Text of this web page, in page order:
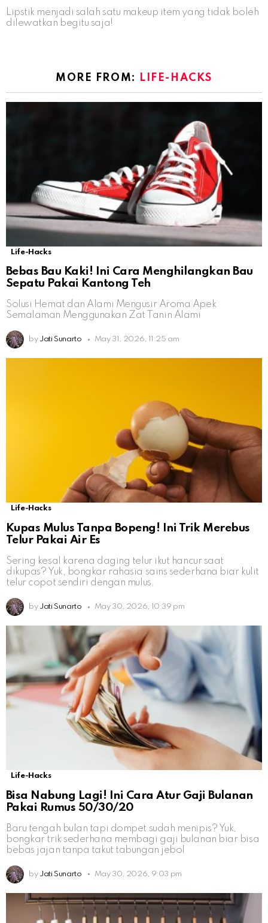
Lipstik menjadi salah satu makeup item yang tidak boleh
dilewatkan begitu saja!
MORE FROM: LIFE-HACKS
Life-Hacks
Bebas Bau Kaki! Ini Cara Menghilangkan Bau
Sepatu Pakai Kantong Teh
Solusi Hemat dan Alami Mengusir Aroma Apek
Semalaman Menggunakan Zat Tanin Alami
by Jati Sunarto May 31, 2026, 11:25 am
Life-Hacks
Kupas Mulus Tanpa Bopeng! Ini Trik Merebus
Telur Pakai Air Es
Sering kesal karena daging telur ikut hancur saat
dikupas? Yuk, bongkar rahasia sains sederhana biar kulit
telur copot sendiri dengan mulus.
by Jati Sunarto May 30, 2026, 10:39 pm
Life-Hacks
Bisa Nabung Lagi! Ini Cara Atur Gaji Bulanan
Pakai Rumus 50/30/20
Baru tengah bulan tapi dompet sudah menipis? Yuk,
bongkar trik sederhana membagi gaji bulanan biar bisa
bebas jajan tanpa takut tabungan jebol
by Jati Sunarto May 30, 2026, 9:03 pm